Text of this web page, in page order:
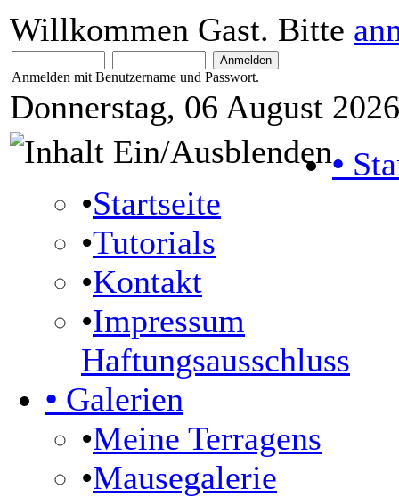
Willkommen Gast. Bitte
Anmelden mit Benutzername und Passwort.
Donnerstag, 06 August
•
•Startseite
•Tutorials
•Kontakt
•Impressum
Haftungsausschluss
• Galerien
•Meine Terragens
•Mausegalerie